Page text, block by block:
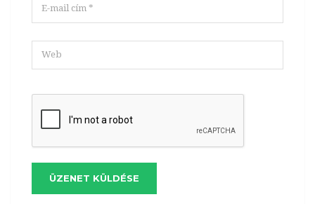
ÜZENET KÜLDÉSE